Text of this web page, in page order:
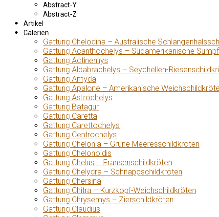
Abstract-Y
Abstract-Z
Artikel
Galerien
Gattung Chelodina – Australische
Gattung Acanthochelys – Südamerikanische
Gattung Actinemys
Gattung Aldabrachelys – Seychellen-
Gattung Amyda
Gattung Apalone – Amerikanische
Gattung Astrochelys
Gattung Batagur
Gattung Caretta
Gattung Carettochelys
Gattung Centrochelys
Gattung Chelonia – Grüne Meeresschildkröten
Gattung Chelonoidis
Gattung Chelus – Fransenschildkröten
Gattung Chelydra – Schnappschildkröten
Gattung Chersina
Gattung Chitra – Kurzkopf-Weichschildkröten
Gattung Chrysemys – Zierschildkröten
Gattung Claudius